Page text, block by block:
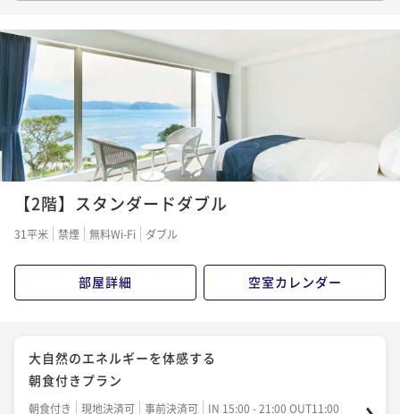
二食付き 事前決済可
ポイント即利用で
【2階】スタンダードダブル
31平米 禁煙 無料Wi-Fi ダブル
部屋詳細 空室カレンダー
大自然のエネルギーを体感する
朝食付きプラン
朝食付き 現地決済可 事前決済可
IN 15:00 - 21:00 OUT11:00